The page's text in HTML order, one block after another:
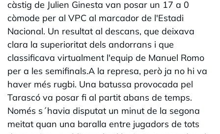
càstig de Julien Ginesta van posar un 17 a 0
còmode per al VPC al marcador de l'Estadi
Nacional. Un resultat al descans, que deixava
clara la superioritat dels andorrans i que
classificava virtualment l'equip de Manuel Romo
per a les semifinals.A la represa, però ja no hi va
haver més rugbi. Una batussa provocada pel
Tarascó va posar fi al partit abans de temps.
Només s´havia disputat un minut de la segona
meitat quan una baralla entre jugadors de tots